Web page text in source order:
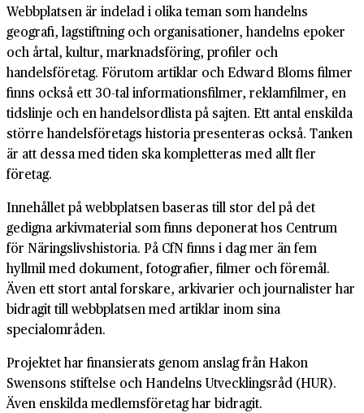
Webbplatsen är indelad i olika teman som handelns
geografi, lagstiftning och organisationer, handelns epoker
och årtal, kultur, marknadsföring, profiler och
handelsföretag. Förutom artiklar och Edward Bloms filmer
finns också ett 30-tal informationsfilmer, reklamfilmer, en
tidslinje och en handelsordlista på sajten. Ett antal enskilda
större handelsföretags historia presenteras också. Tanken
är att dessa med tiden ska kompletteras med allt fler
företag.
Innehållet på webbplatsen baseras till stor del på det
gedigna arkivmaterial som finns deponerat hos Centrum
för Näringslivshistoria. På CfN finns i dag mer än fem
hyllmil med dokument, fotografier, filmer och föremål.
Även ett stort antal forskare, arkivarier och journalister har
bidragit till webbplatsen med artiklar inom sina
specialområden.
Projektet har finansierats genom anslag från Hakon
Swensons stiftelse och Handelns Utvecklingsråd (HUR).
Även enskilda medlemsföretag har bidragit.